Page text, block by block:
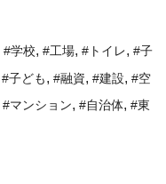
#学校, #工場, #トイレ, #子
#子ども, #融資, #建設, #空
#マンション, #自治体, #東